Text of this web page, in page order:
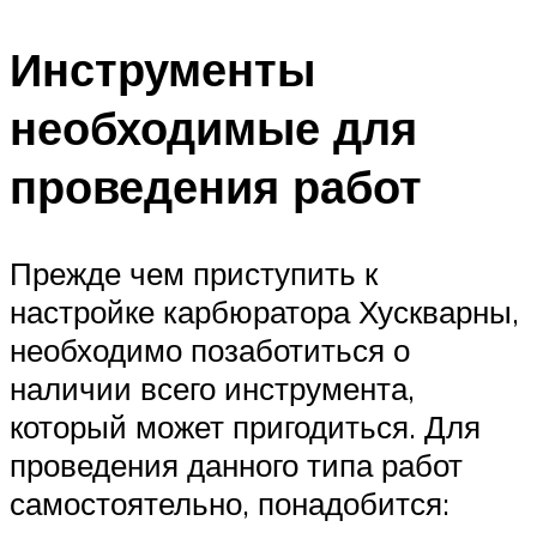
Инструменты
необходимые для
проведения работ
Прежде чем приступить к
настройке карбюратора Хускварны,
необходимо позаботиться о
наличии всего инструмента,
который может пригодиться. Для
проведения данного типа работ
самостоятельно, понадобится: